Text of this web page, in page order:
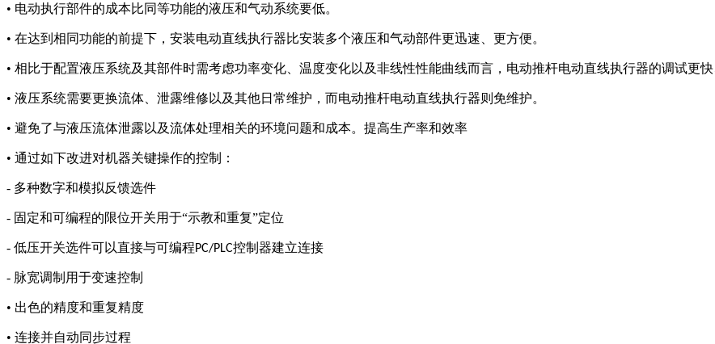
• 电动执行部件的成本比同等功能的液压和气动系统要低。
• 在达到相同功能的前提下，安装电动直线执行器比安装多个液压和气动部件更迅速、更方便。
• 相比于配置液压系统及其部件时需考虑功率变化、温度变化以及非线性性能曲线而言，电动推杆电动直线执行器的调试更快
• 液压系统需要更换流体、泄露维修以及其他日常维护，而电动推杆电动直线执行器则免维护。
• 避免了与液压流体泄露以及流体处理相关的环境问题和成本。提高生产率和效率
• 通过如下改进对机器关键操作的控制：
- 多种数字和模拟反馈选件
- 固定和可编程的限位开关用于“示教和重复”定位
- 低压开关选件可以直接与可编程PC/PLC控制器建立连接
- 脉宽调制用于变速控制
• 出色的精度和重复精度
• 连接并自动同步过程